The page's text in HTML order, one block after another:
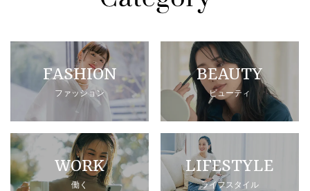
FASHION
ファッション
BEAUTY
ビューティ
WORK
働く
LIFESTYLE
ライフスタイル